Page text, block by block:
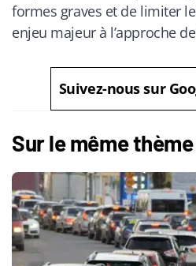
formes graves et de limiter
enjeu majeur à l’approche
Suivez-nous sur
Sur le même